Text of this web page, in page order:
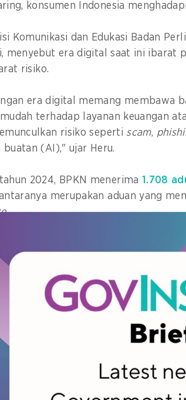
konsumen Indonesia
Komunikasi dan Edukasi Badan
menyebut era digital saat ini ibarat
risiko.
era digital memang membawa
terhadap layanan keuangan
risiko seperti scam,
buatan (AI)," ujar Heru.
2024, BPKN menerima 1.708
merupakan aduan yang
.
menurut Heru, menuntut
dan proaktif.
menciptakan konsumen
bagi ekonomi digital yang inklusif
, Heru berbagi tentang apa
terlindungi melalui proses
kepada pembuat undang-undang